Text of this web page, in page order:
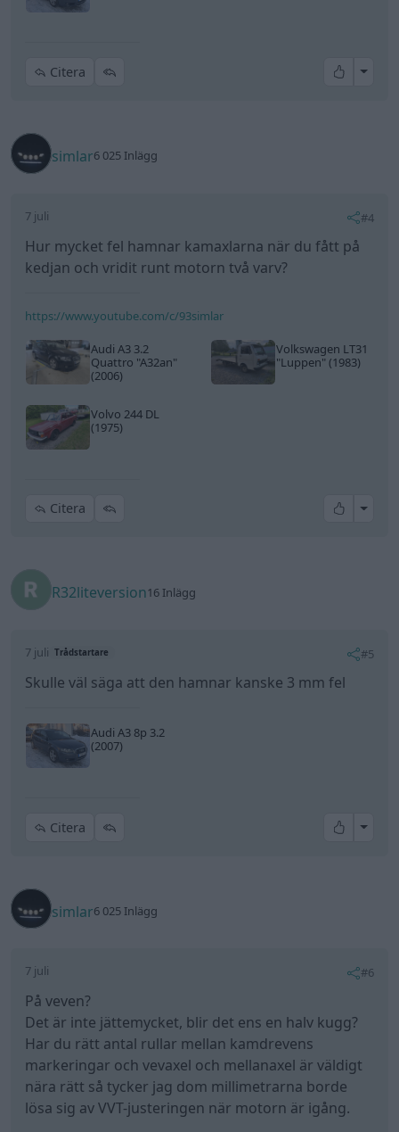
Citera All
simlar6 025 Inlägg
7 juli #4
Hur mycket fel hamnar kamaxlarna när du fått på
kedjan och vridit runt motorn två varv?
https://www.youtube.com/c/93simlar
Audi A3 3.2
Quattro "A32an"
(2006)
Volkswagen LT31
"Luppen"(1983)
Volvo 244 DL
(1975)
Citera All
R32liteversion16 Inlägg
7 juli Trådstartare #5
Skulle väl säga att den hamnar kanske 3 mm fel
Audi A3 8p 3.2
(2007)
Citera All
simlar6 025 Inlägg
7 juli #6
På veven?
Det är inte jättemycket, blir det ens en halv kugg?
Har du rätt antal rullar mellan kamdrevens
markeringar och vevaxel och mellanaxel är väldigt
nära rätt så tycker jag dom millimetrarna borde
lösa sig av VVT-justeringen när motorn är igång.